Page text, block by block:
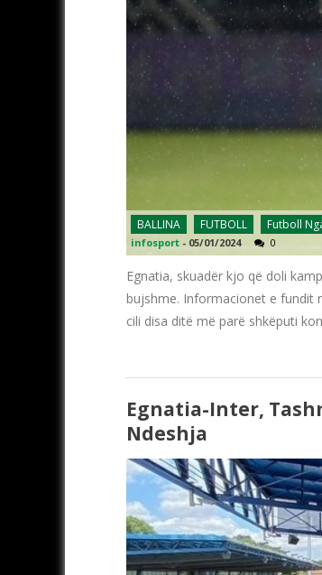
BALLINA FUTBOLL Futboll
infosport - 05/01/2024 0
Egnatia, skuadër kjo që doli
bujshme. Informacionet e fundit
cili disa ditë më parë shkëputi
Egnatia-Inter,
Ndeshja